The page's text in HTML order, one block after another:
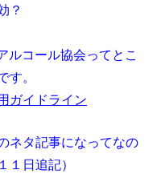
？
コール協会ってとこ
。
ガイドライン
ネタ記事になってなの
日追記）